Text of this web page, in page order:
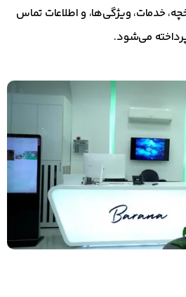
خدمات، ویژگی‌ها، و اطلاعات تماس
می‌شود.